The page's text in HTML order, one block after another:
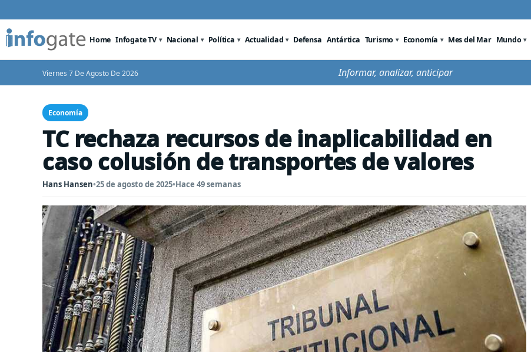
Home Infogate TV Nacional Política Actualidad Defensa Antártica Turismo Economía Mes del Mar Mundo
Viernes 7 De Agosto De 2026 Informar, analizar, anticipar
Economía
TC rechaza recursos de inaplicabilidad en
caso colusión de transportes de valores
Hans Hansen•25 de agosto de 2025•Hace 49 semanas